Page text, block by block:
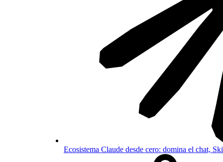
Ecosistema Claude desde cero: domina el chat,